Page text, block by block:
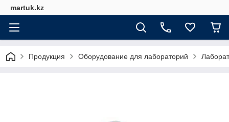
martuk.kz
Продукция Оборудование для лабораторий